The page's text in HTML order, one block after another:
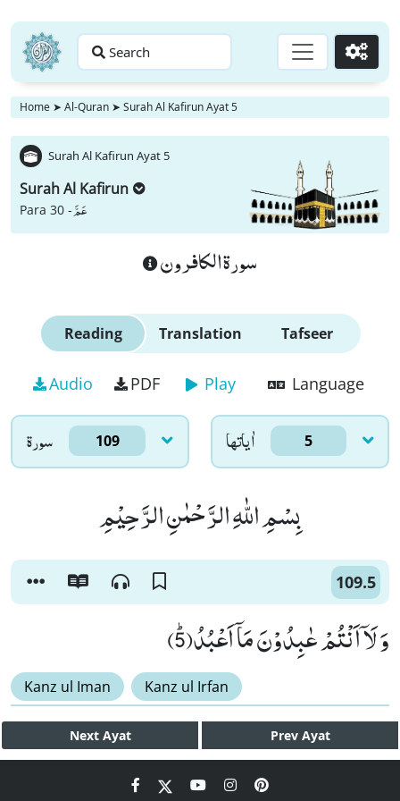
Search Go
Home ➤ Al-Quran ➤ Surah Al Kafirun Ayat 5
Surah Al Kafirun Ayat 5
Surah Al Kafirun
Para 30 -عَمَّ
سورة الكافرون
Reading Translation Tafseer
Audio PDF Play Language
سورۃ 109 اٰياتها 5
بِسْمِ اللّٰهِ الرَّحْمٰنِ الرَّحِیْمِ
109.5
وَ لَاۤ اَنْتُمْ عٰبِدُوْنَ مَاۤ اَعْبُدُﭤ(5)
Kanz ul Iman Kanz ul Irfan
Next Ayat Prev Ayat